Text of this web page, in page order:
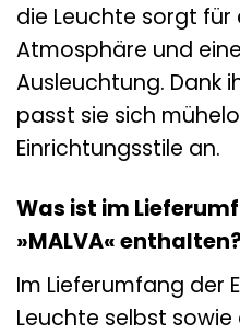
die Leuchte sorgt
Atmosphäre und
Ausleuchtung. Dank
passt sie sich
Einrichtungsstile an.
Was ist im
»MALVA«
Im Lieferumfang der
Leuchte selbst